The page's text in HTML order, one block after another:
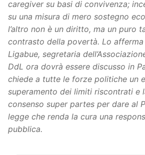
caregiver su basi di convivenza;
su una misura di mero sostegno
l’altro non è un diritto, ma un puro
contrasto della povertà. Lo afferma
Ligabue, segretaria
DdL ora dovrà essere discusso in
chiede a tutte le forze politiche un
superamento dei limiti riscontrati e
consenso super partes per dare al
legge che renda la cura una
pubblica.